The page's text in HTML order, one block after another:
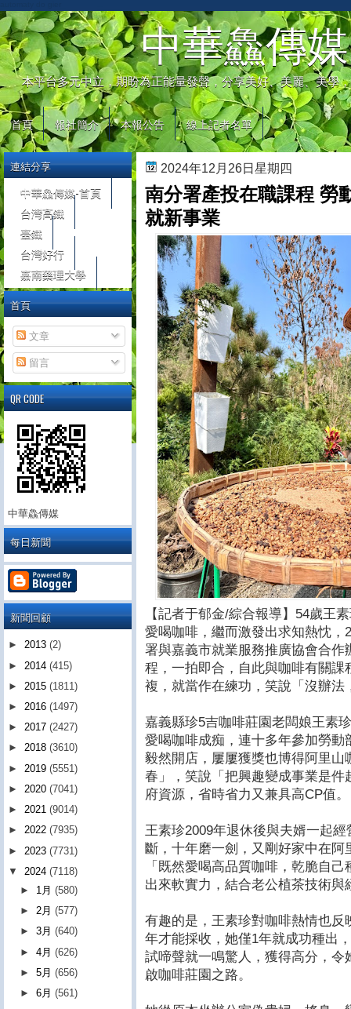
中華鱻傳媒
本平台多元中立，期盼為正能量發聲，分享美好、美麗、美學
首頁 報社簡介 本報公告 線上記者名單
2024年12月26日星期四
南分署產投在職課程 勞
就新事業
【記者于郁金/綜合報導】54歲王
愛喝咖啡，繼而激發出求知熱忱
署與嘉義市就業服務推廣協會合
程，一拍即合，自此與咖啡有關
複，就當作在練功，笑說「沒辦法
嘉義縣珍5吉咖啡莊園老闆娘王素
愛喝咖啡成痴，連十多年參加勞
毅然開店，屢屢獲獎也博得阿里
春」，笑說「把興趣變成事業是
府資源，省時省力又兼具高CP值。
王素珍2009年退休後與夫婿一起
斷，十年磨一劍，又剛好家中在
「既然愛喝高品質咖啡，乾脆自
出來軟實力，結合老公植茶技術
有趣的是，王素珍對咖啡熱情也
年才能採收，她僅1年就成功種出
試啼聲就一鳴驚人，獲得高分，
啟咖啡莊園之路。
連結分享
中華鱻傳媒-首頁
台灣高鐵
臺鐵
台灣好行
嘉南藥理大學
首頁
文章
留言
QR CODE
中華鱻傳媒
每日新聞
新聞回顧
► 2013 (2)
► 2014 (415)
► 2015 (1811)
► 2016 (1497)
► 2017 (2427)
► 2018 (3610)
► 2019 (5551)
► 2020 (7041)
► 2021 (9014)
► 2022 (7935)
► 2023 (7731)
▼ 2024 (7118)
► 1月(580)
►2月(577)
►3月(640)
►4月(626)
►5月(656)
►6月(561)